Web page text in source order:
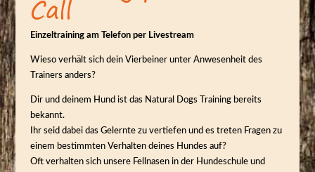
Call
Einzeltraining am Telefon per Livestream
Wieso verhält sich dein Vierbeiner unter Anwesenheit des
Trainers anders?
Dir und deinem Hund ist das Natural Dogs Training bereits
bekannt.
Ihr seid dabei das Gelernte zu vertiefen und es treten Fragen zu
einem bestimmten Verhalten deines Hundes auf?
Oft verhalten sich unsere Fellnasen in der Hundeschule und